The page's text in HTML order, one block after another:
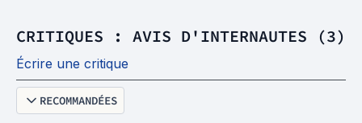
CRITIQUES : AVIS D'INTERNAUTES (3)
Écrire une critique
RECOMMANDÉES